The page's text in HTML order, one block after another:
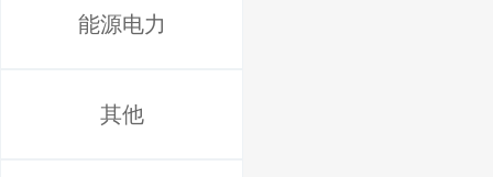
能源电力
其他